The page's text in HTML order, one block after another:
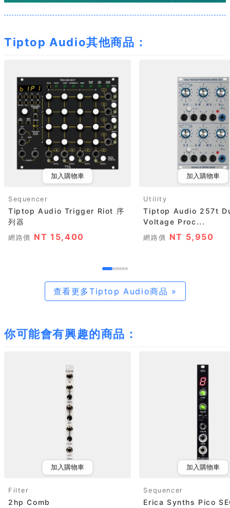
Tiptop Audio其他商品：
加入購物車
Sequencer
Tiptop Audio Trigger Riot 序
列器
網路價 NT 15,400
加入購物車
Utility
Tiptop Audio 257t
Voltage Proc...
網路價 NT 5,950
查看更多Tiptop Audio商品 »
你可能會有興趣的商品：
加入購物車
Filter
2hp Comb
加入購物車
Sequencer
Erica Synths Pico